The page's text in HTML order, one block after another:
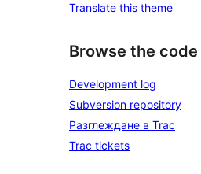
Translate this theme
Browse the code
Development log
Subversion repository
Разглеждане в Trac
Trac tickets